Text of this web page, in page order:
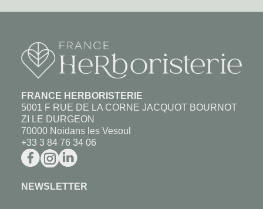
FRANCE HERBORISTERIE
5001 F RUE DE LA CORNE JACQUOT BOURNOT
ZI LE DURGEON
70000 Noidans les Vesoul
+33 3 84 76 34 06
NEWSLETTER